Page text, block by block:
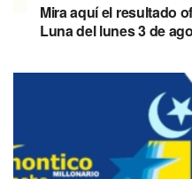
Mira aquí el resultado
Luna del lunes 3 de